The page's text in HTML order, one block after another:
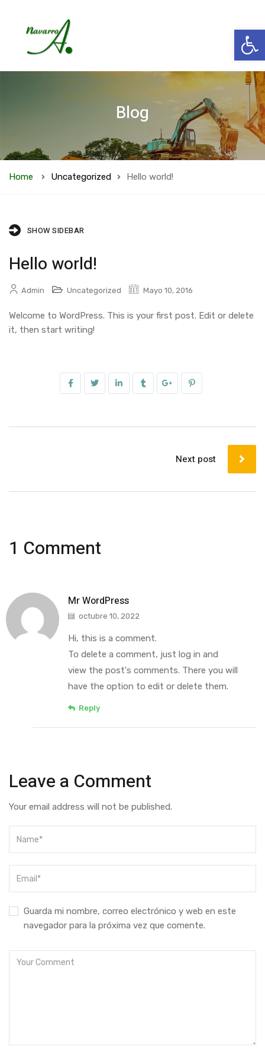
Abrir
Blog
Home Uncategorized Hello world!
SHOW SIDEBAR
Hello world!
Admin Uncategorized Mayo 10, 2016
Welcome to WordPress. This is your first post. Edit or delete
it, then start writing!
Next post
1 Comment
Mr WordPress
octubre 10, 2022
Hi, this is a comment.
To delete a comment, just log in and
view the post's comments. There you will
have the option to edit or delete them.
Reply
Leave a Comment
Your email address will not be published.
Guarda mi nombre, correo electrónico y web en este
navegador para la próxima vez que comente.